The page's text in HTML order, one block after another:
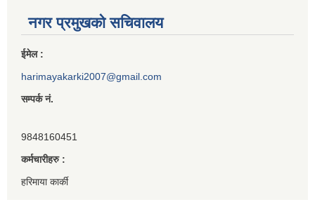
नगर प्रमुखको सचिवालय
ईमेल :
harimayakarki2007@gmail.com
सम्पर्क नं.
9848160451
कर्मचारीहरु :
हरिमाया कार्की